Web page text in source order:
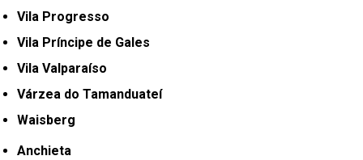
Vila Progresso
Vila Príncipe de Gales
Vila Valparaíso
Várzea do Tamanduateí
Waisberg
Anchieta